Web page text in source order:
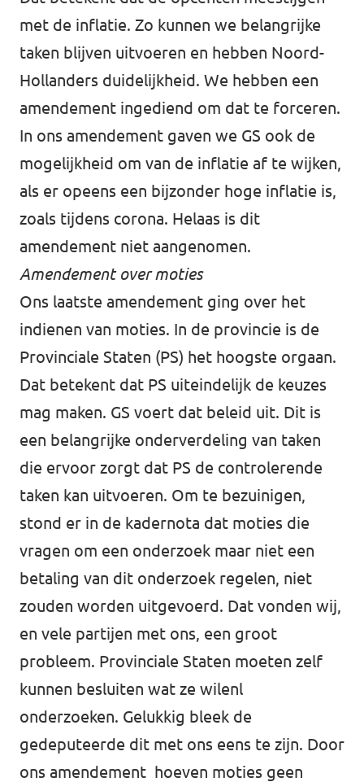
met de inflatie. Zo kunnen we belangrijke
taken blijven uitvoeren en hebben Noord-
Hollanders duidelijkheid. We hebben een
amendement ingediend om dat te forceren.
In ons amendement gaven we GS ook de
mogelijkheid om van de inflatie af te wijken,
als er opeens een bijzonder hoge inflatie is,
zoals tijdens corona. Helaas is dit
amendement niet aangenomen.
Amendement over moties
Ons laatste amendement ging over het
indienen van moties. In de provincie is de
Provinciale Staten (PS) het hoogste orgaan.
Dat betekent dat PS uiteindelijk de keuzes
mag maken. GS voert dat beleid uit. Dit is
een belangrijke onderverdeling van taken
die ervoor zorgt dat PS de controlerende
taken kan uitvoeren. Om te bezuinigen,
stond er in de kadernota dat moties die
vragen om een onderzoek maar niet een
betaling van dit onderzoek regelen, niet
zouden worden uitgevoerd. Dat vonden wij,
en vele partijen met ons, een groot
probleem. Provinciale Staten moeten zelf
kunnen besluiten wat ze wilenl
onderzoeken. Gelukkig bleek de
gedeputeerde dit met ons eens te zijn. Door
ons amendement hoeven moties geen